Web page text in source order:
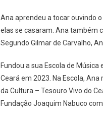
Ana aprendeu a tocar ouvindo
elas se casaram. Ana também
Segundo Gilmar de Carvalho,
Fundou a sua Escola de
Ceará em 2023. Na Escola,
da Cultura – Tesouro Vivo do
Fundação Joaquim Nabuco